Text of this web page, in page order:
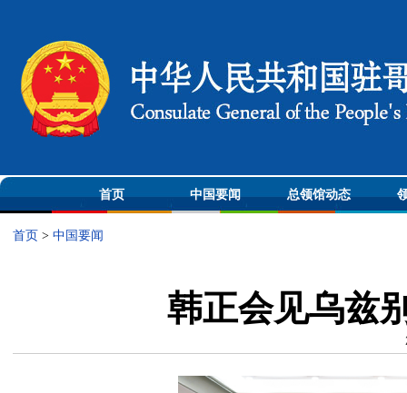
首页 中国要闻 总领馆动态
首页 > 中国要闻
韩正会见乌兹